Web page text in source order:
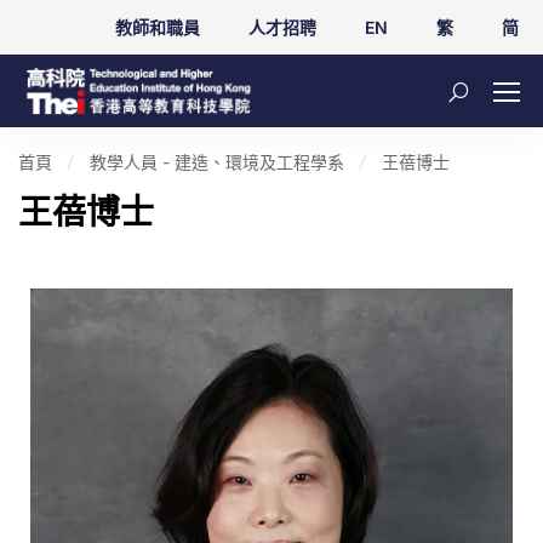
教師和職員 人才招聘 EN 繁 简
首頁 教學人員 - 建造、環境及工程學系 王蓓博士
王蓓博士